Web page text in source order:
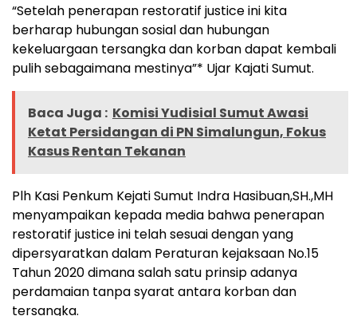
“Setelah penerapan restoratif justice ini kita
berharap hubungan sosial dan hubungan
kekeluargaan tersangka dan korban dapat kembali
pulih sebagaimana mestinya”* Ujar Kajati Sumut.
Baca Juga : Komisi Yudisial Sumut Awasi
Ketat Persidangan di PN Simalungun, Fokus
Kasus Rentan Tekanan
Plh Kasi Penkum Kejati Sumut Indra Hasibuan,SH.,MH
menyampaikan kepada media bahwa penerapan
restoratif justice ini telah sesuai dengan yang
dipersyaratkan dalam Peraturan kejaksaan No.15
Tahun 2020 dimana salah satu prinsip adanya
perdamaian tanpa syarat antara korban dan
tersangka.